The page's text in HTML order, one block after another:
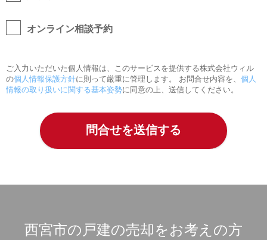
オンライン相談予約
ご入力いただいた個人情報は、このサービスを提供する株式会社ウィル
の個人情報保護方針に則って厳重に管理します。 お問合せ内容を、 個人
情報の取り扱いに関する基本姿勢に同意の上、送信してください。
西宮市の戸建の売却をお考えの方